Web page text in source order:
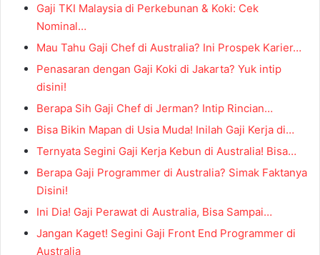
Gaji TKI Malaysia di Perkebunan & Koki: Cek
Nominal…
Mau Tahu Gaji Chef di Australia? Ini Prospek Karier…
Penasaran dengan Gaji Koki di Jakarta? Yuk intip
disini!
Berapa Sih Gaji Chef di Jerman? Intip Rincian…
Bisa Bikin Mapan di Usia Muda! Inilah Gaji Kerja di…
Ternyata Segini Gaji Kerja Kebun di Australia! Bisa…
Berapa Gaji Programmer di Australia? Simak Faktanya
Disini!
Ini Dia! Gaji Perawat di Australia, Bisa Sampai…
Jangan Kaget! Segini Gaji Front End Programmer di
Australia